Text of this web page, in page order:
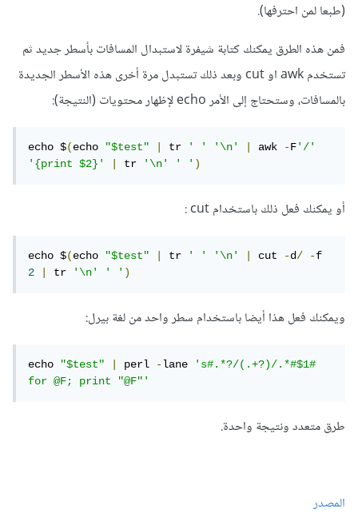
(طبعا لمن احترفها).
فمن هذه الطرق يمكنك كتابة شيفرة لاستبدال المسافات بأسطر جديد ثم
تستخدم awk او cut وبعد ذلك تستبدل مرة أخرى هذه الأسطر الجديدة
بالمسافات، وستحتاج إلى الأمر echo لإظهار محتويات (النتيجة):
echo $(echo "$test" tr ' ' '\n' awk -F'/'
'{print $2}'
tr '\n' ' ')
أو يمكنك فعل ذلك باستخدام cut :
echo $(echo "$test" tr ' ' '\n' cut -d/ -
2
tr '\n' ' ')
ويمكنك فعل هذا أيضا باستخدام سطر واحد من لغة بيرل:
echo "$test" perl -lane 's#.*?/(.+?)/.*#$1#
for @F; print "@F"'
طرق متعدد ونتيجة واحدة.
المصدر